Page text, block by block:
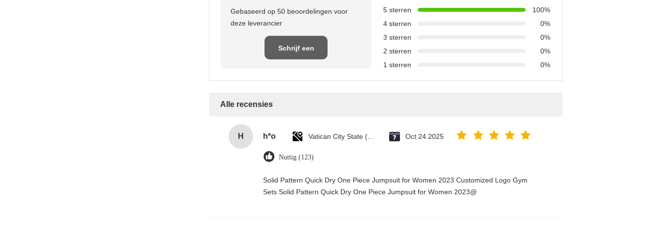
Gebaseerd op 50 beoordelingen voor
deze leverancier
Schrijf een
5 sterren
100%
4 sterren
0%
3 sterren
0%
2 sterren
0%
1 sterren
0%
Alle recensies
H h*o Oct 24.2025
Nuttig (123)
Solid Pattern Quick Dry One Piece Jumpsuit for Women 2023 Customized Logo Gym
Sets Solid Pattern Quick Dry One Piece Jumpsuit for Women 2023@